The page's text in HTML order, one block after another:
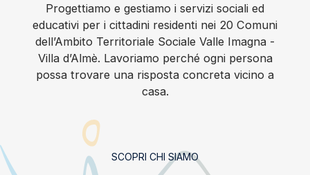
Progettiamo e gestiamo i servizi sociali ed
educativi per i cittadini residenti nei 20 Comuni
dell’Ambito Territoriale Sociale Valle Imagna -
Villa d’Almè. Lavoriamo perché ogni persona
possa trovare una risposta concreta vicino a
casa.
SCOPRI CHI SIAMO